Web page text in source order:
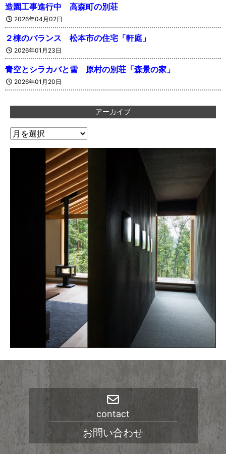
造園工事進行中 高森町の別荘
2026年04月02日
２棟のバランス 松本市の住宅「軒庭」
2026年01月23日
青空とシラカバと雪 原村の別荘「森景の家」
2026年01月20日
アーカイブ
ア
contact
お問い合わせ